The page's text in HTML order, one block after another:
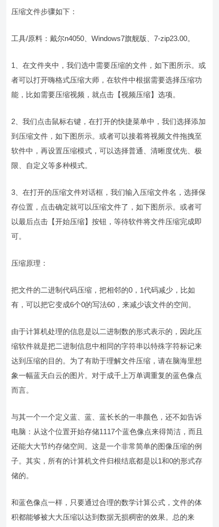
压缩文件步骤如下：
工具/原料：戴尔n4050、Windows7旗舰版、7-zip23.00。
1、在文件夹中，我们选中需要压缩的文件，如下图所示。或
者可以打开嗨格式压缩大师，在软件中根据需要选择压缩功
能，比如需要压缩视频，就点击【视频压缩】选项。
2、我们点击鼠标右键，在打开的快捷菜单中，我们选择添加
到压缩文件，如下图所示。或者可以接着将视频文件拖拽至
软件中，再设置压缩模式，可以选择普通、清晰度优先、极
限、自定义等多种模式。
3、在打开的压缩文件对话框，我们输入压缩文件名，选择保
存位置，点击确定就可以压缩文件了，如下图所示。或者可
以最后点击【开始压缩】按钮，等待软件将文件压缩完成即
可。
压缩原理：
把文件的二进制代码压缩，把相邻的0，1代码减少，比如
有，可以把它变成6个0的写法60，来减少该文件的空间。
由于计算机处理的信息是以二进制数的形式表示的，因此压
缩软件就是把二进制信息中相同的字符串以特殊字符标记来
达到压缩的目的。为了有助于理解文件压缩，请在脑海里想
象一幅蓝天白云的图片。对于成千上万单调重复的蓝色像点
而言。
与其一个一个定义蓝、蓝、蓝长长的一串颜色，还不如告诉
电脑：从这个位置开始存储1117个蓝色像点来得简洁，而且
还能大大节约存储空间。这是一个非常简单的图像压缩的例
子。其实，所有的计算机文件归根结底都是以1和0的形式存
储的。
和蓝色像点一样，只要通过合理的数学计算公式，文件的体
积都能够被大大压缩以达到数据无损稠密的效果。总的来